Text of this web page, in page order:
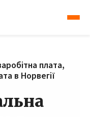
плата,
в Норвегії